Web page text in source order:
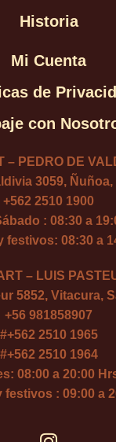
Historia
Mi Cuenta
de
con
– PEDRO DE
3059,
+562 2510 1900
: 08:30 a
festivos: 08:30 a
– LUIS
5852, Vitacura,
+56 981858907
#+562 2510 1965
#+562 2510 1964
08:00 a 20:00
festivos : 09:00 a